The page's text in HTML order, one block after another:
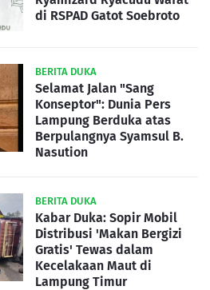
di RSPAD Gatot Soebroto
BERITA DUKA
Selamat Jalan "Sang
Konseptor": Dunia Pers
Lampung Berduka atas
Berpulangnya Syamsul B.
Nasution
BERITA DUKA
Kabar Duka: Sopir Mobil
Distribusi 'Makan Bergizi
Gratis' Tewas dalam
Kecelakaan Maut di
Lampung Timur